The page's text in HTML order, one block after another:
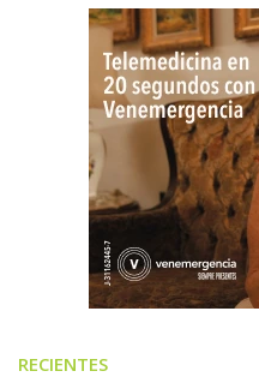
RECIENTES